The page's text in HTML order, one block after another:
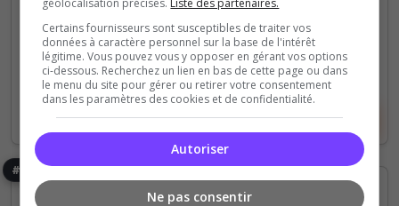
(2)
100 Slots
Voir le serveur Voter
#46
Certains fournisseurs sont susceptibles de traiter vos
données à caractère personnel sur la base de l'intérêt
légitime. Vous pouvez vous y opposer en gérant vos options
ci-dessous. Recherchez un lien en bas de cette page ou dans
le menu du site pour gérer ou retirer votre consentement
dans les paramètres des cookies et de confidentialité.
Autoriser
Ne pas consentir